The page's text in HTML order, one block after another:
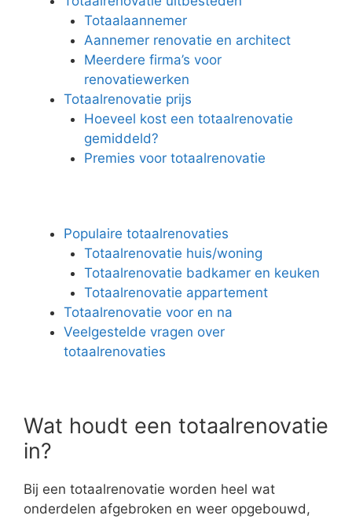
Totaalaannemer
Aannemer renovatie en architect
Meerdere firma’s voor
renovatiewerken
Totaalrenovatie prijs
Hoeveel kost een totaalrenovatie
gemiddeld?
Premies voor totaalrenovatie
Populaire totaalrenovaties
Totaalrenovatie huis/woning
Totaalrenovatie badkamer en keuken
Totaalrenovatie appartement
Totaalrenovatie voor en na
Veelgestelde vragen over
totaalrenovaties
Wat houdt een totaalrenovatie
in?
Bij een totaalrenovatie worden heel wat
onderdelen afgebroken en weer opgebouwd,